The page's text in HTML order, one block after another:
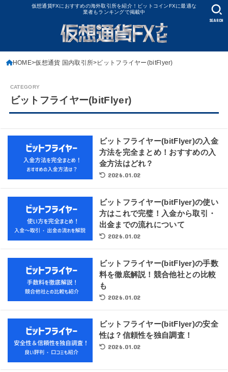
仮想通貨FXにおすすめの海外取引所を紹介！ビットコインFXに最適な
業者もランキングで掲載中
SEARCH
HOME 仮想通貨 国内取引所 ビットフライヤー(bitFlyer)
ビットフライヤー(bitFlyer)
ビットフライヤー(bitFlyer)の入金
方法を完全まとめ！おすすめの入
金方法はどれ？
2026.01.02
ビットフライヤー(bitFlyer)の使い
方はこれで完璧！入金から取引・
出金までの流れについて
2026.01.02
ビットフライヤー(bitFlyer)の手数
料を徹底解説！競合他社との比較
も
2026.01.02
ビットフライヤー(bitFlyer)の安全
性は？信頼性を独自調査！
2026.01.02